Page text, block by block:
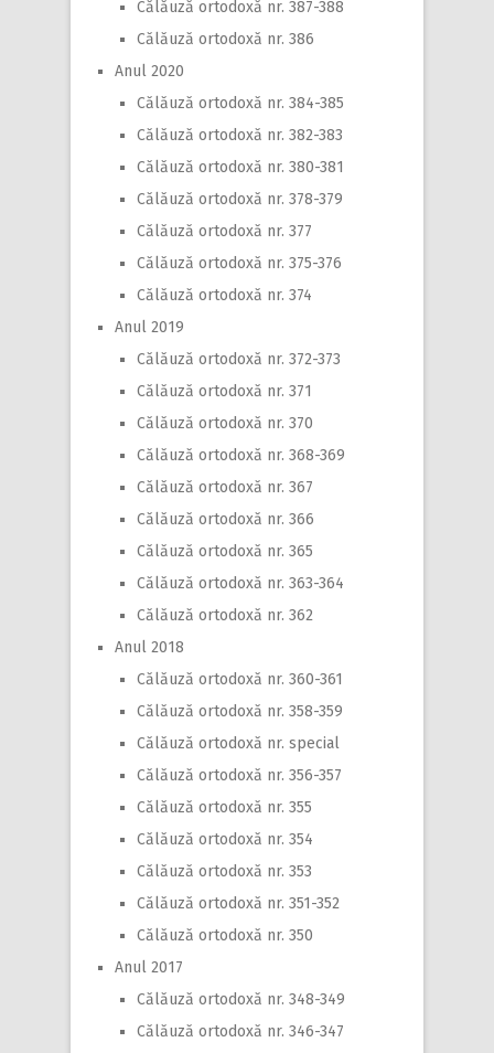
Călăuză ortodoxă nr. 387-388
Călăuză ortodoxă nr. 386
Anul 2020
Călăuză ortodoxă nr. 384-385
Călăuză ortodoxă nr. 382-383
Călăuză ortodoxă nr. 380-381
Călăuză ortodoxă nr. 378-379
Călăuză ortodoxă nr. 377
Călăuză ortodoxă nr. 375-376
Călăuză ortodoxă nr. 374
Anul 2019
Călăuză ortodoxă nr. 372-373
Călăuză ortodoxă nr. 371
Călăuză ortodoxă nr. 370
Călăuză ortodoxă nr. 368-369
Călăuză ortodoxă nr. 367
Călăuză ortodoxă nr. 366
Călăuză ortodoxă nr. 365
Călăuză ortodoxă nr. 363-364
Călăuză ortodoxă nr. 362
Anul 2018
Călăuză ortodoxă nr. 360-361
Călăuză ortodoxă nr. 358-359
Călăuză ortodoxă nr. special
Călăuză ortodoxă nr. 356-357
Călăuză ortodoxă nr. 355
Călăuză ortodoxă nr. 354
Călăuză ortodoxă nr. 353
Călăuză ortodoxă nr. 351-352
Călăuză ortodoxă nr. 350
Anul 2017
Călăuză ortodoxă nr. 348-349
Călăuză ortodoxă nr. 346-347